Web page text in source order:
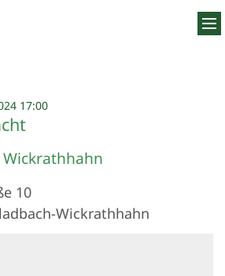
17:00:
Wickrathhahn
10
Wickrathhahn